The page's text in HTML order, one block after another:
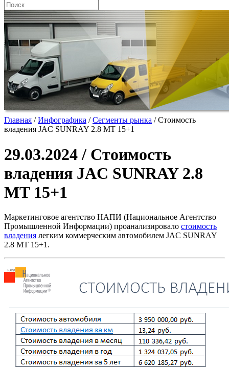
Главная /Инфографика /Сегменты рынка /Стоимость
владения JAC SUNRAY 2.8 MT 15+1
29.03.2024 / Стоимость
владения JAC SUNRAY 2.8
MT 15+1
Маркетинговое агентство НАПИ (Национальное Агентство
Промышленной Информации) проанализировало стоимость
владения легким коммерческим автомобилем JAC SUNRAY
2.8 MT 15+1.